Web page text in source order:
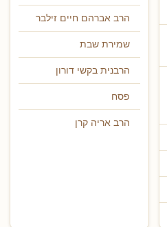
הרב אברהם חיים זילבר
שמירת שבת
הרבנית בקשי דורון
פסח
הרב אריה קרן